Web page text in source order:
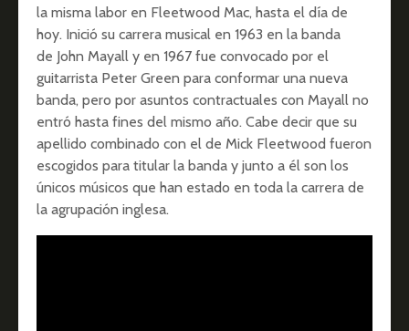
la misma labor en Fleetwood Mac, hasta el día de
hoy. Inició su carrera musical en 1963 en la banda
de John Mayall y en 1967 fue convocado por el
guitarrista Peter Green para conformar una nueva
banda, pero por asuntos contractuales con Mayall no
entró hasta fines del mismo año. Cabe decir que su
apellido combinado con el de Mick Fleetwood fueron
escogidos para titular la banda y junto a él son los
únicos músicos que han estado en toda la carrera de
la agrupación inglesa.